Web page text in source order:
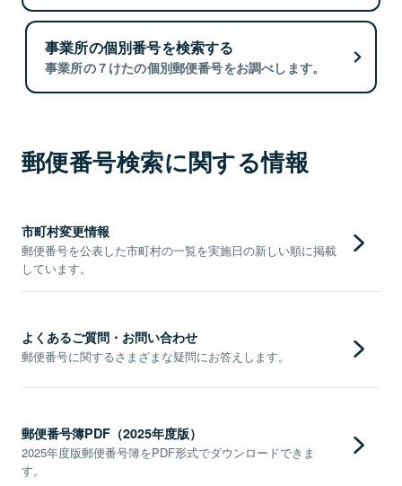
事業所の個別番号を検索する
事業所の７けたの個別郵便番号をお調べします。
郵便番号検索に関する情報
市町村変更情報
郵便番号を公表した市町村の一覧を実施日の新しい順に掲載
しています。
よくあるご質問・お問い合わせ
郵便番号に関するさまざまな疑問にお答えします。
郵便番号簿PDF（2025年度版）
2025年度版郵便番号簿をPDF形式でダウンロードできま
す。